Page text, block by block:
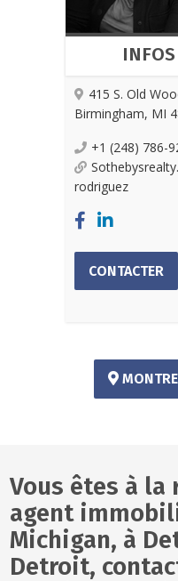
415 S. Old
Birmingham, MI
+1 (248) 786-
rodriguez
CONTACTER
Vous êtes à la
agent
Michigan, à
Detroit,